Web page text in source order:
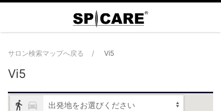
サロン検索マップへ戻る Vi5
Vi5
出発地をお選びください